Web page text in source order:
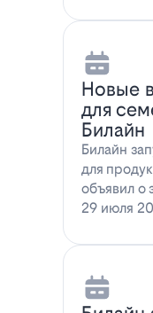
Новые
для
Билайн
Билайн
для
объявил о
29 июля